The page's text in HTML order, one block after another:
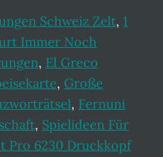
Schweiz Zelt, 1
Immer Noch
, El Greco
, Große
, Fernuni
, Spielideen Für
Pro 6230 Druckkopf